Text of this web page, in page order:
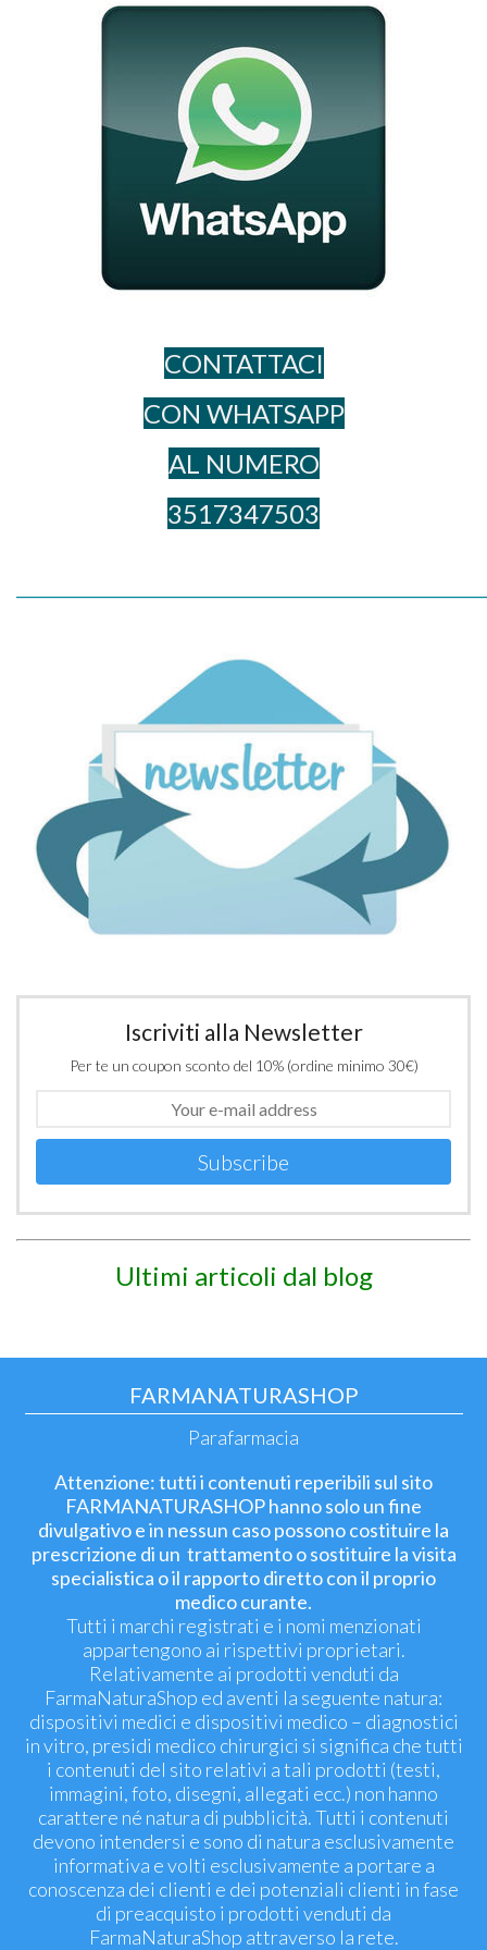
CONTATTACI
CON WHATSAPP
AL NUME​RO
3517347503
Iscriviti alla Newsletter
Per te un coupon sconto del 10% (ordine minimo 30€)
Subscribe
Ultimi articoli dal blog
FARMANATURASHOP
Parafarmacia
Attenzione: tutti i contenuti reperibili sul sito
FARMANATURASHOP hanno solo un fine
divulgativo e in nessun caso possono costituire la
prescrizione di un trattamento o sostituire la visita
specialistica o il rapporto diretto con il proprio
medico curante.
Tutti i marchi registrati e i nomi menzionati
appartengono ai rispettivi proprietari.
Relativamente ai prodotti venduti da
FarmaNaturaShop ed aventi la seguente natura:
dispositivi medici e dispositivi medico – diagnostici
in vitro, presidi medico chirurgici si significa che tutti
i contenuti del sito relativi a tali prodotti (testi,
immagini, foto, disegni, allegati ecc.) non hanno
carattere né natura di pubblicità. Tutti i contenuti
devono intendersi e sono di natura esclusivamente
informativa e volti esclusivamente a portare a
conoscenza dei clienti e dei potenziali clienti in fase
di preacquisto i prodotti venduti da
FarmaNaturaShop attraverso la rete.